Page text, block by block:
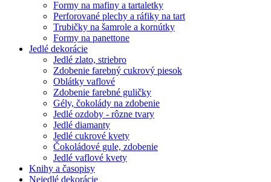
Formy na mafiny a tartaletky
Perforované plechy a ráfiky na tart
Trubičky na šamrole a kornútky
Formy na panettone
Jedlé dekorácie
Jedlé zlato, striebro
Zdobenie farebný cukrový piesok
Oblátky vaflové
Zdobenie farebné guličky
Gély, čokolády na zdobenie
Jedlé ozdoby - rôzne tvary
Jedlé diamanty
Jedlé cukrové kvety
Čokoládové gule, zdobenie
Jedlé vaflové kvety
Knihy a časopisy
Nejedlé dekorácie